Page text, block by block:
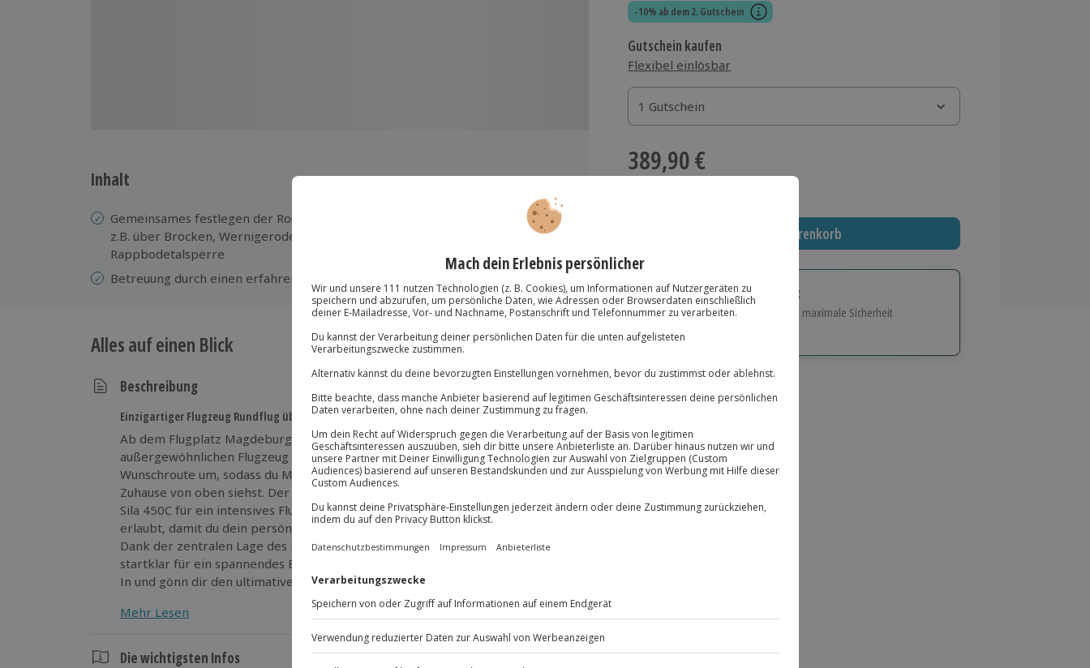
-10% ab dem 2. Gutschein
Gutschein kaufen
Flexibel einlösbar
1 Gutschein
1 Gutschein
1 Gutschein
389,90 €
In den Warenkorb
Immer das richtige Geschenk:
Große Auswahl, volle Flexibilität und maximale Sicherheit
Über 9.000 Erlebnisse.
Jeder Gutschein für alle Erlebnisse einlösbar.
10 Jahre gültig & verlängerbar.
Inhalt
Gemeinsames festlegen der Route im Ultraleichflugzeug (Aero East Sila 450C)
z.B. über Brocken, Wernigerode, Pullman City, Hexentanzplatz,
Rappbodetalsperre
Betreuung durch einen erfahrenen Piloten
Alles auf einen Blick
Beschreibung
Einzigartiger Flugzeug Rundflug über Magdeburg
Ab dem Flugplatz Magdeburg City hebt das Ultraleichtflugzeug zu einem
außergewöhnlichen Flugzeug Rundflug ab. Der Pilot setzt deine
Wunschroute um, sodass du Magdeburg, den Brocken oder sogar dein
Zuhause von oben siehst. Der Nervenkitzel steigt, während die Aero East
Sila 450C für ein intensives Fluggefühl sorgt. Fotografieren ist ausdrücklich
erlaubt, damit du dein persönliches Abenteuer in Bildern festhalten kannst.
Dank der zentralen Lage des Flugplatzes bist du schnell vor Ort und
startklar für ein spannendes Erlebnis. Sei 10 Minuten vor Abflug am Check-
In und gönn dir den ultimativen Flugzeug Rundflug Magdeburg!
Mehr Lesen
Die wichtigsten Infos